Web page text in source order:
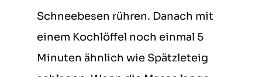
Schneebesen rühren. Danach mit
einem Kochlöffel noch einmal 5
Minuten ähnlich wie Spätzleteig